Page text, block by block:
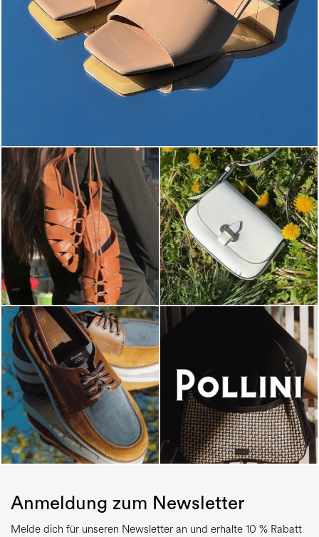
Anmeldung zum Newsletter
Melde dich für unseren Newsletter an und erhalte 10 % Rabatt